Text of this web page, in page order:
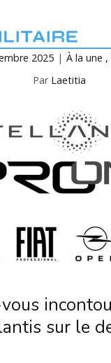
des véhicules
2025 À la une
Par Laetitia
sur le